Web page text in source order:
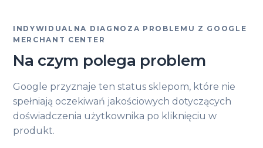
INDYWIDUALNA DIAGNOZA PROBLEMU Z GOOGLE
MERCHANT CENTER
Na czym polega problem
Google przyznaje ten status sklepom, które nie
spełniają oczekiwań jakościowych dotyczących
doświadczenia użytkownika po kliknięciu w
produkt.